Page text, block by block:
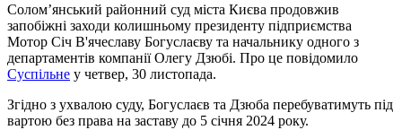
Солом’янський районний суд міста Києва продовжив
запобіжні заходи колишньому президенту підприємства
Мотор Січ В'ячеславу Богуслаєву та начальнику одного з
департаментів компанії Олегу Дзюбі. Про це повідомило
Суспільне у четвер, 30 листопада.
Згідно з ухвалою суду, Богуслаєв та Дзюба перебуватимуть під
вартою без права на заставу до 5 січня 2024 року.